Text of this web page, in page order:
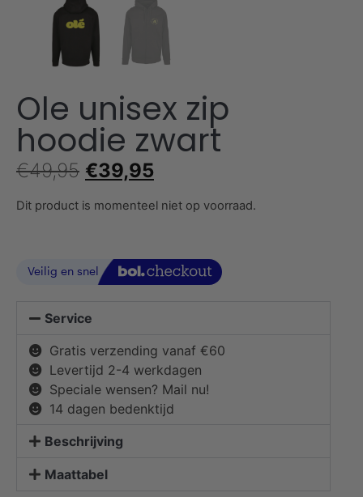
Ole unisex zip
hoodie zwart
€49,95 €39,95
Dit product is momenteel niet op voorraad.
Service
Gratis verzending vanaf €60
Levertijd 2-4 werkdagen
Speciale wensen? Mail nu!
14 dagen bedenktijd
Beschrijving
Maattabel